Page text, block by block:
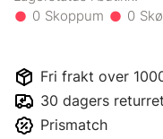
0 0
Fri frakt over
30 dagers
Prismatch